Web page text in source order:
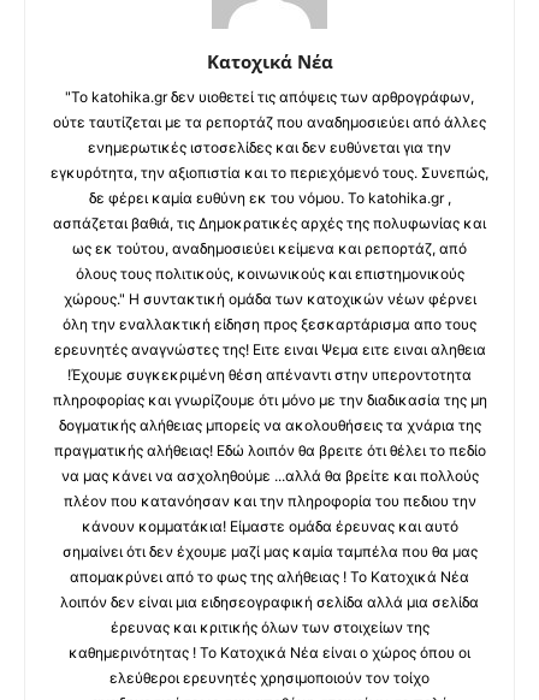
Κατοχικά Νέα
"Το katohika.gr δεν υιοθετεί τις απόψεις των αρθρογράφων,
ούτε ταυτίζεται με τα ρεπορτάζ που αναδημοσιεύει από άλλες
ενημερωτικές ιστοσελίδες και δεν ευθύνεται για την
εγκυρότητα, την αξιοπιστία και το περιεχόμενό τους. Συνεπώς,
δε φέρει καμία ευθύνη εκ του νόμου. Το katohika.gr ,
ασπάζεται βαθιά, τις Δημοκρατικές αρχές της πολυφωνίας και
ως εκ τούτου, αναδημοσιεύει κείμενα και ρεπορτάζ, από
όλους τους πολιτικούς, κοινωνικούς και επιστημονικούς
χώρους." Η συντακτική ομάδα των κατοχικών νέων φέρνει
όλη την εναλλακτική είδηση προς ξεσκαρτάρισμα απο τους
ερευνητές αναγνώστες της! Ειτε ειναι Ψεμα ειτε ειναι αληθεια
!Έχουμε συγκεκριμένη θέση απέναντι στην υπεροντοτητα
πληροφορίας και γνωρίζουμε ότι μόνο με την διαδικασία της μη
δογματικής αλήθειας μπορείς να ακολουθήσεις τα χνάρια της
πραγματικής αλήθειας! Εδώ λοιπόν θα βρειτε ότι θέλει το πεδίο
να μας κάνει να ασχοληθούμε ...αλλά θα βρείτε και πολλούς
πλέον που κατανόησαν και την πληροφορία του πεδιου την
κάνουν κομματάκια! Είμαστε ομάδα έρευνας και αυτό
σημαίνει ότι δεν έχουμε μαζί μας καμία ταμπέλα που θα μας
απομακρύνει από το φως της αλήθειας ! Το Κατοχικά Νέα
λοιπόν δεν είναι μια ειδησεογραφική σελίδα αλλά μια σελίδα
έρευνας και κριτικής όλων των στοιχείων της
καθημερινότητας ! Το Κατοχικά Νέα είναι ο χώρος όπου οι
ελεύθεροι ερευνητές χρησιμοποιούν τον τοίχο